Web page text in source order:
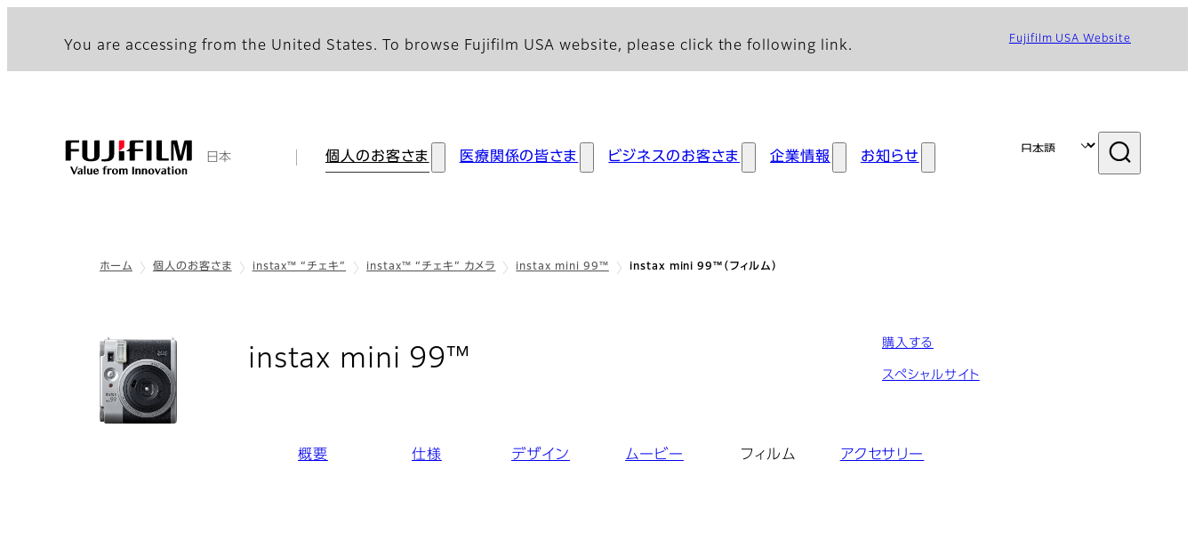
You are accessing from the United States. To browse Fujifilm USA website, please click the following link. Fujifilm USA Website
日本 個人のお客さま 医療関係の皆さま ビジネスのお客さま 企業情報 お知らせ
ホーム 個人のお客さま instax™ “チェキ” instax™ “チェキ” カメラ instax mini 99™ instax mini 99™（フィルム）
instax mini 99™
購入する
スペシャルサイト
概要 仕様 デザイン ムービー フィルム アクセサリー